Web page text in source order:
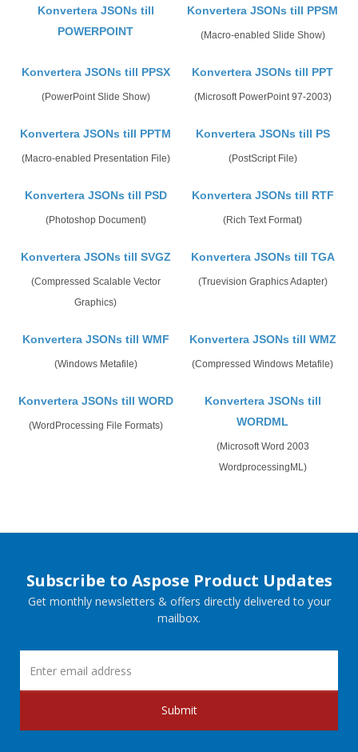
Konvertera JSONs till
POWERPOINT
Konvertera JSONs till PPSM
(Macro-enabled Slide Show)
Konvertera JSONs till PPSX
(PowerPoint Slide Show)
Konvertera JSONs till PPT
(Microsoft PowerPoint 97-2003)
Konvertera JSONs till PPTM
(Macro-enabled Presentation File)
Konvertera JSONs till PS
(PostScript File)
Konvertera JSONs till PSD
(Photoshop Document)
Konvertera JSONs till RTF
(Rich Text Format)
Konvertera JSONs till SVGZ
(Compressed Scalable Vector
Graphics)
Konvertera JSONs till TGA
(Truevision Graphics Adapter)
Konvertera JSONs till WMF
(Windows Metafile)
Konvertera JSONs till WMZ
(Compressed Windows Metafile)
Konvertera JSONs till WORD
(WordProcessing File Formats)
Konvertera JSONs till
WORDML
(Microsoft Word 2003
WordprocessingML)
Subscribe to Aspose Product Updates
Get monthly newsletters & offers directly delivered to your
mailbox.
Submit